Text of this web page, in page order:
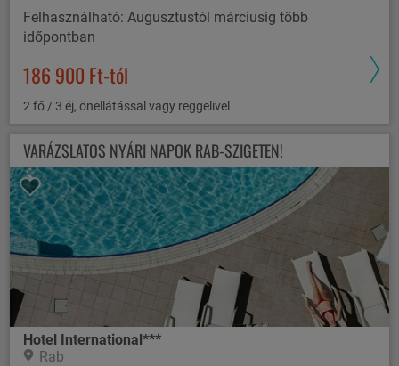
Felhasználható: Augusztustól márciusig több
időpontban
186 900 Ft-tól
2 fő / 3 éj, önellátással vagy reggelivel
VARÁZSLATOS NYÁRI NAPOK RAB-SZIGETEN!
Hotel International***
Rab